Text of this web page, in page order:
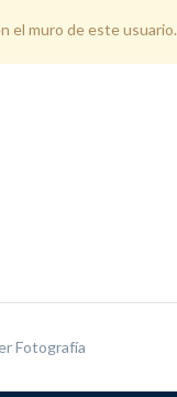
el muro de este usuario.
Fotografía